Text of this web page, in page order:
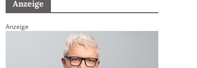
Anzeige
Anzeige